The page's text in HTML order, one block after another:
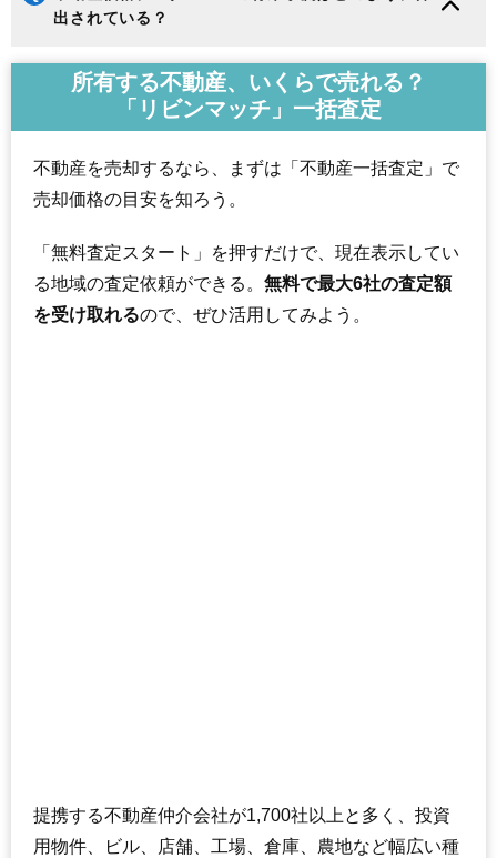
出されている？
所有する不動産、いくらで売れる？
「リビンマッチ」一括査定
不動産を売却するなら、まずは「不動産一括査定」で
売却価格の目安を知ろう。
「無料査定スタート」を押すだけで、現在表示してい
る地域の査定依頼ができる。 無料で最大6社の査定額
を受け取れるので、ぜひ活用してみよう。
提携する不動産仲介会社が1,700社以上と多く、投資
用物件、ビル、店舗、工場、倉庫、農地など幅広い種